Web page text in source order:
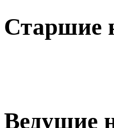
Старшие
Ведущие